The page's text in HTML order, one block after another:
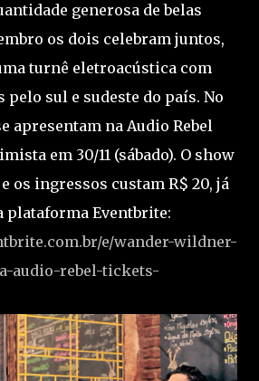
generosa de belas
os dois celebram juntos,
turnê eletroacústica com
pelo sul e sudeste do país. No
apresentam na Audio Rebel
em 30/11 (sábado). O show
os ingressos custam R$ 20, já
plataforma Eventbrite:
e/wander-wildner-
audio-rebel-tickets-